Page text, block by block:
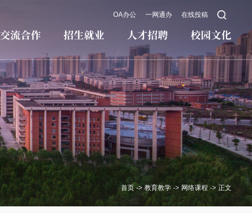
OA办公 一网通办 在线投稿
交流合作 招生就业 人才招聘 校园文化
首页-> 教育教学-> 网络课程-> 正文